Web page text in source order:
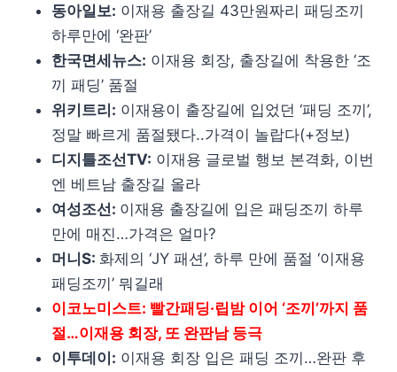
동아일보: 이재용 출장길 43만원짜리 패딩조끼
하루만에 ‘완판’
한국면세뉴스: 이재용 회장, 출장길에 착용한 ‘조
끼 패딩’ 품절
위키트리: 이재용이 출장길에 입었던 ‘패딩 조끼’,
정말 빠르게 품절됐다..가격이 놀랍다(+정보)
디지틀조선TV: 이재용 글로벌 행보 본격화, 이번
엔 베트남 출장길 올라
여성조선: 이재용 출장길에 입은 패딩조끼 하루
만에 매진…가격은 얼마?
머니S: 화제의 ‘JY 패션’, 하루 만에 품절 ‘이재용
패딩조끼’ 뭐길래
이코노미스트: 빨간패딩·립밤 이어 ‘조끼’까지 품
절…이재용 회장, 또 완판남 등극
이투데이: 이재용 회장 입은 패딩 조끼…완판 후